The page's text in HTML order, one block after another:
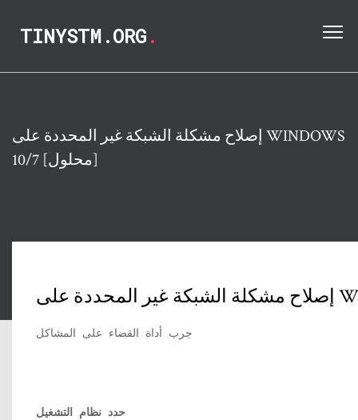
TINYSTM.ORG.
إصلاح مشكلة الشبكة غير المحددة على WINDOWS
10/7 [محلول]
جرب أداة القضاء على المشاكل
حدد نظام التشغيل